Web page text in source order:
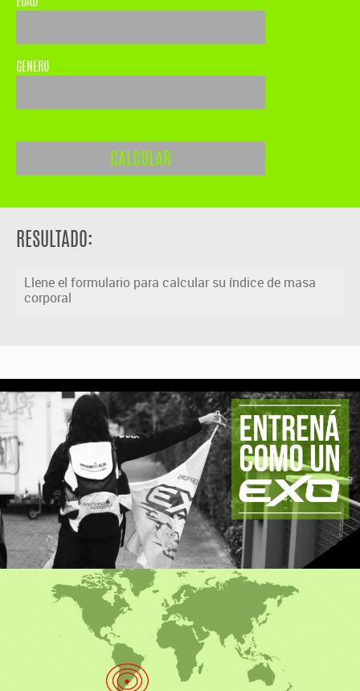
GENERO
RESULTADO:
Llene el formulario para calcular su índice de masa
corporal